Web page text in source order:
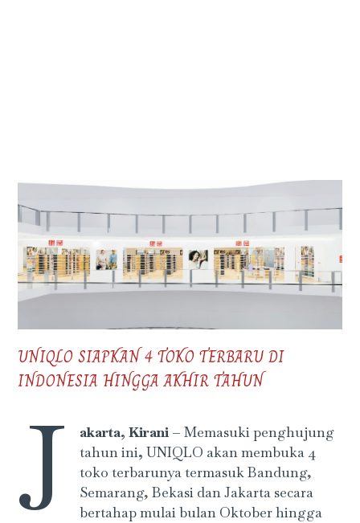
UNIQLO SIAPKAN 4 TOKO TERBARU DI
INDONESIA HINGGA AKHIR TAHUN
J akarta, Kirani – Memasuki penghujung
tahun ini, UNIQLO akan membuka 4
toko terbarunya termasuk Bandung,
Semarang, Bekasi dan Jakarta secara
bertahap mulai bulan Oktober hingga